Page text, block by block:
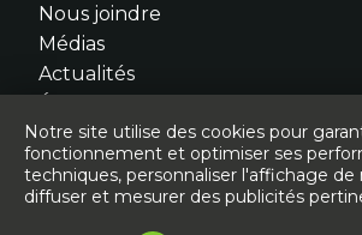
Nous joindre
Médias
Actualités
© Université de l'Ontario
Notre site utilise des cookies pour
fonctionnement et optimiser ses
techniques, personnaliser l'affichage de
diffuser et mesurer des publicités